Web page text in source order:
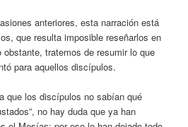
anteriores, esta narración está
que resulta imposible reseñarlos en
tratemos de resumir lo que
para aquellos discípulos.
que los discípulos no sabían qué
no hay duda que ya han